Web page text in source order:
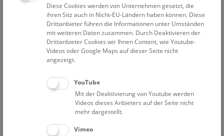
12. August 2020
Bisher keine Ergebnisse. Dienstags ist das NHM Wien
in der Regel geschlossen. Ausnahmen finden sie
Eine Nacht im Museum
Diese Cookies werden von Unternehmen gesetzt, die
ihren Sitz auch in Nicht-EU-Ländern haben können. Diese
Drittanbieter führen die Informationen unter Umständen
mit weiteren Daten zusammen. Durch Deaktivieren der
Drittanbieter Cookies wir Ihnen Content, wie Youtube-
Videos oder Google Maps auf dieser Seite nicht
angezeigt.
YouTube
Mit der Deaktivierung von Youtube werden
Videos dieses Anbieters auf der Seite nicht
mehr dargestellt.
Vimeo